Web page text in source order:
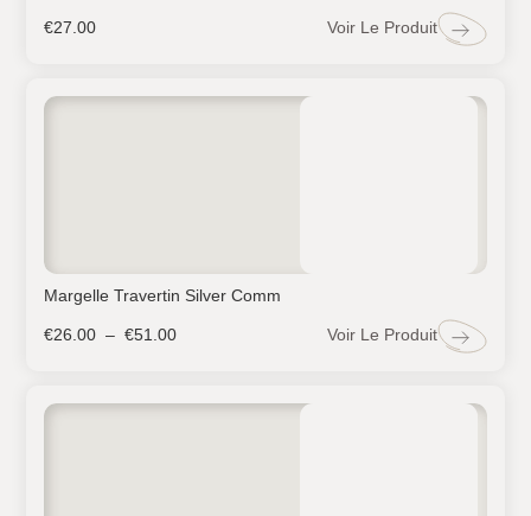
€27.00 Voir Le Produit
Margelle Travertin Silver Comm
€26.00 – €51.00 Voir Le Produit